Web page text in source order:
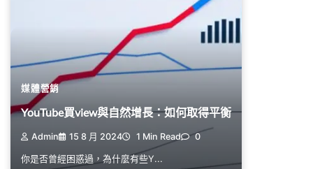
媒體營銷
YouTube買view與自然增長：如何取得平衡
Admin 15 8 月 2024 1 Min Read 0
你是否曾經困惑過，為什麼有些Y...